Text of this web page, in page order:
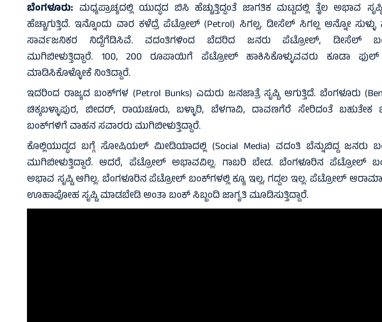
ಬೆಂಗಳೂರು: ಮಧ್ಯಪ್ರಾಚ್ಯದಲ್ಲಿ ಯುದ್ಧದ ಬಿಸಿ ಹೆಚ್ಚುತ್ತಿದ್ದಂತೆ ಜಾಗತಿಕ ಮಟ್ಟದಲ್ಲಿ ತೈಲ ಅಭಾವ
ಹೆಚ್ಚಾಗುತ್ತಿದೆ. ಇನ್ನೊಂದು ವಾರ ಕಳೆದ್ರೆ ಪೆಟ್ರೋಲ್ (Petrol) ಸಿಗಲ್ಲ, ಡೀಸೆಲ್ ಸಿಗಲ್ಲ ಅನ್ನೋ ಸುಳ್ಳು
ಸಾರ್ವಜನಿಕರ ನಿದ್ದೆಗೆಡಿಸಿವೆ. ವದಂತಿಗಳಿಂದ ಬೆದರಿದ ಜನರು ಪೆಟ್ರೋಲ್, ಡೀಸೆಲ್
ಮುಗಿಬೀಳುತ್ತಿದ್ದಾರೆ. 100, 200 ರೂಪಾಯಿಗೆ ಪೆಟ್ರೋಲ್ ಹಾಕಿಸಿಕೊಳ್ಳುವವರು ಕೂಡಾ ಫುಲ್
ಮಾಡಿಸಿಕೊಳ್ಳೋಕೆ ನಿಂತಿದ್ದಾರೆ.
ಇದರಿಂದ ರಾಜ್ಯದ ಬಂಕ್‌ಗಳ (Petrol Bunks) ಎದುರು ಜನಜಾತ್ರೆ ಸೃಷ್ಟಿ ಆಗುತ್ತಿದೆ. ಬೆಂಗಳೂರು
ಚಿಕ್ಕಬಳ್ಳಾಪುರ, ಬೀದರ್, ರಾಯಚೂರು, ಬಳ್ಳಾರಿ, ಬೆಳಗಾವಿ, ದಾವಣಗೆರೆ ಸೇರಿದಂತೆ ಬಹುತೇಕ
ಬಂಕ್‌ಗಳಿಗೆ ವಾಹನ ಸವಾರರು ಮುಗಿಬೀಳುತ್ತಿದ್ದಾರೆ.
ಕೊಲ್ಲಿಯುದ್ಧದ ಬಗ್ಗೆ ಸೋಷಿಯಲ್ ಮೀಡಿಯಾದಲ್ಲಿ (Social Media) ವದಂತಿ ಬೆನ್ನುಬಿದ್ದ ಜನರು
ಮುಗಿಬೀಳುತ್ತಿದ್ದಾರೆ. ಆದರೆ, ಪೆಟ್ರೋಲ್ ಅಭಾವವಿಲ್ಲ. ಗಾಬರಿ ಬೇಡ. ಬೆಂಗಳೂರಿನ ಪೆಟ್ರೋಲ್
ಅಭಾವ ಸೃಷ್ಟಿ ಆಗಿಲ್ಲ. ಬೆಂಗಳೂರಿನ ಪೆಟ್ರೋಲ್ ಬಂಕ್‌ಗಳಲ್ಲಿ ಕ್ಯೂ ಇಲ್ಲ, ಗದ್ದಲ ಇಲ್ಲ. ಪೆಟ್ರೋಲ್
ಊಹಾಪೋಹ ಸೃಷ್ಟಿ ಮಾಡಬೇಡಿ ಅಂತಾ ಬಂಕ್ ಸಿಬ್ಬಂದಿ ಜಾಗೃತಿ ಮೂಡಿಸುತ್ತಿದ್ದಾರೆ.